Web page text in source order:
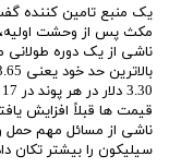
یک منبع تامین کننده
مکث پس از وحشت
ناشی از یک دوره طولانی
قیمت ها قبلاً افزایش
ناشی از مسائل مهم حمل
سیلیکون را بیشتر تکان